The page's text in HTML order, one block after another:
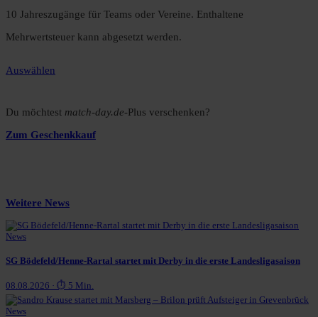
10 Jahreszugänge für Teams oder Vereine. Enthaltene
Mehrwertsteuer kann abgesetzt werden.
Auswählen
Du möchtest match-day.de-Plus verschenken?
Zum Geschenkkauf
Weitere News
News
SG Bödefeld/Henne-Rartal startet mit Derby in die erste Landesligasaison
08.08.2026 · ⏱ 5 Min.
News